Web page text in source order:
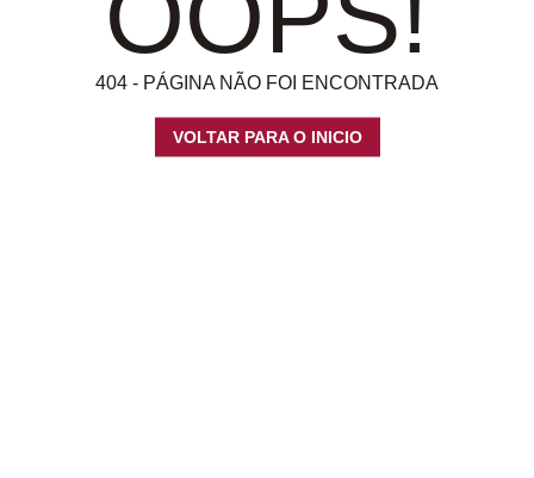
404 - PÁGINA NÃO FOI ENCONTRADA
VOLTAR PARA O INICIO